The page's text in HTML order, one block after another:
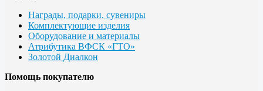
Награды, подарки, сувениры
Комплектующие изделия
Оборудование и материалы
Атрибутика ВФСК «ГТО»
Золотой Диалкон
Помощь покупателю